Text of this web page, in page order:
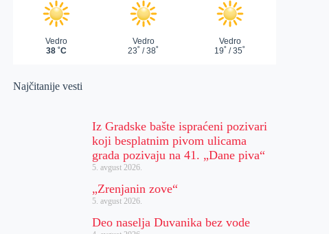
Najčitanije vesti
Iz Gradske bašte ispraćeni pozivari
koji besplatnim pivom ulicama
grada pozivaju na 41. „Dane piva“
5. avgust 2026.
„Zrenjanin zove“
5. avgust 2026.
Deo naselja Duvanika bez vode